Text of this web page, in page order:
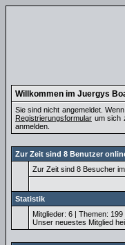
Willkommen im Juergys
Sie sind nicht angemeldet.
Registrierungsformular um sich
anmelden.
Zur Zeit sind 8 Benutzer
Zur Zeit sind 8 Besucher
Statistik
Mitglieder: 6 | Themen:
Unser neuestes Mitglied